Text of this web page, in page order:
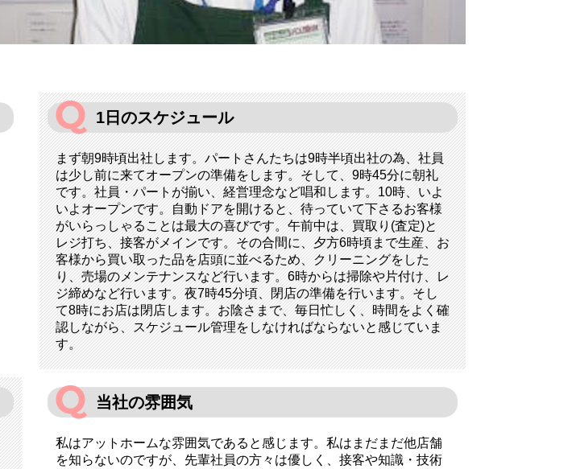
1日のスケジュール
まず朝9時頃出社します。パートさんたちは9時半頃出社の為、社員
は少し前に来てオープンの準備をします。そして、9時45分に朝礼
です。社員・パートが揃い、経営理念など唱和します。10時、いよ
いよオープンです。自動ドアを開けると、待っていて下さるお客様
がいらっしゃることは最大の喜びです。午前中は、買取り(査定)と
レジ打ち、接客がメインです。その合間に、夕方6時頃まで生産、お
客様から買い取った品を店頭に並べるため、クリーニングをした
り、売場のメンテナンスなど行います。6時からは掃除や片付け、レ
ジ締めなど行います。夜7時45分頃、閉店の準備を行います。そし
て8時にお店は閉店します。お陰さまで、毎日忙しく、時間をよく確
認しながら、スケジュール管理をしなければならないと感じていま
す。
当社の雰囲気
私はアットホームな雰囲気であると感じます。私はまだまだ他店舗
を知らないのですが、先輩社員の方々は優しく、接客や知識・技術